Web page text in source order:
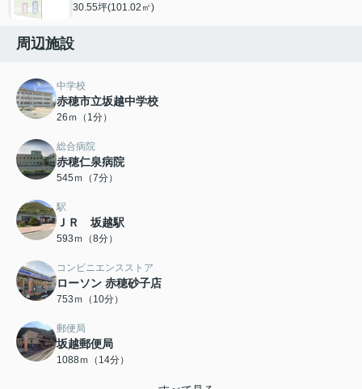
30.55坪(101.02㎡)
周辺施設
中学校
赤穂市立坂越中学校
26ｍ（1分）
総合病院
赤穂仁泉病院
545ｍ（7分）
駅
ＪＲ 坂越駅
593ｍ（8分）
コンビニエンスストア
ローソン 赤穂砂子店
753ｍ（10分）
郵便局
坂越郵便局
1088ｍ（14分）